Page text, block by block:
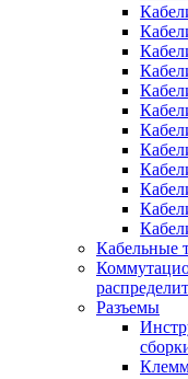
Кабельные
Разъемы